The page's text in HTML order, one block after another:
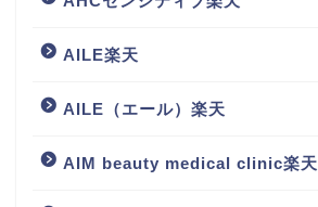
AILE楽天
AILE（エール）楽天
AIM beauty medical clinic楽天